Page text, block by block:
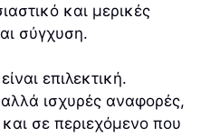
και μερικές
σύγχυση.
επιλεκτική.
ισχυρές αναφορές,
σε περιεχόμενο που